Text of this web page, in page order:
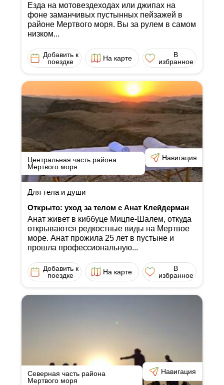
Езда на мотовездеходах или джипах на
фоне заманчивых пустынных пейзажей в
районе Мертвого моря. Вы за рулем в самом
низком...
Добавить к
поездке
На карте
В
избранное
Центральная часть района
Мертвого моря
Навигация
Для тела и души
Открыто: уход за телом с Анат Клейдерман
Анат живет в киббуце Мицпе-Шалем, откуда
открываются редкостные виды на Мертвое
море. Анат прожила 25 лет в пустыне и
прошла профессиональную...
Добавить к
поездке
На карте
В
избранное
Северная часть района
Мертвого моря
Навигация